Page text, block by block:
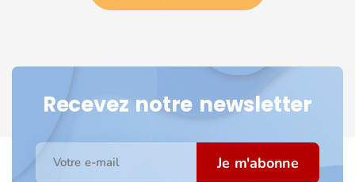
Recevez notre newsletter
Votre e-mail Je m'abonne